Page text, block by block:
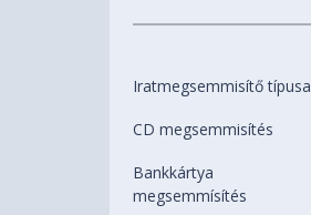
Iratmegsemmisítő típusa
CD megsemmisítés
Bankkártya
megsemmísítés